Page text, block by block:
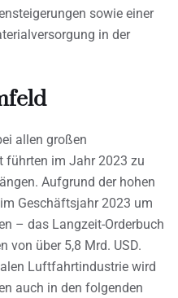
sowie einer
in der
allen großen
führten im Jahr 2023 zu
Aufgrund der hohen
Geschäftsjahr 2023 um
– das Langzeit-Orderbuch
von über 5,8 Mrd. USD.
Luftfahrtindustrie wird
auch in den folgenden